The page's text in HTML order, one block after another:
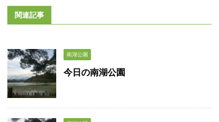
関連記事
南湖公園
今日の南湖公園